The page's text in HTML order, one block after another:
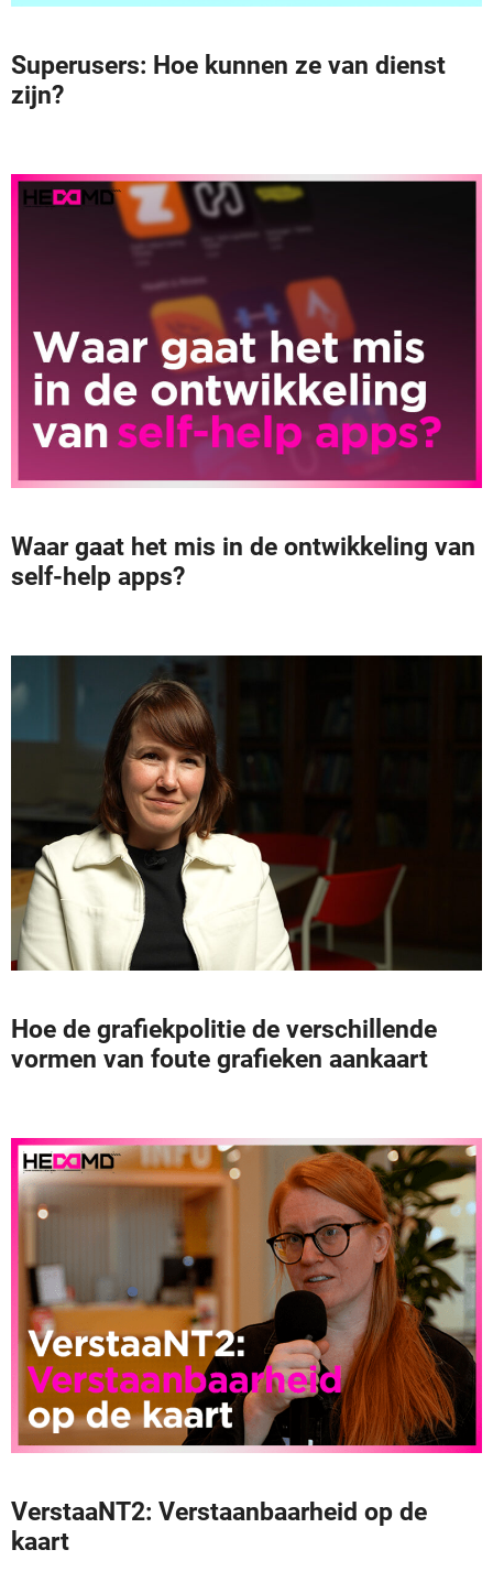
Superusers: Hoe kunnen ze van dienst
zijn?
Waar gaat het mis in de ontwikkeling van
self-help apps?
Hoe de grafiekpolitie de verschillende
vormen van foute grafieken aankaart
VerstaaNT2: Verstaanbaarheid op de
kaart